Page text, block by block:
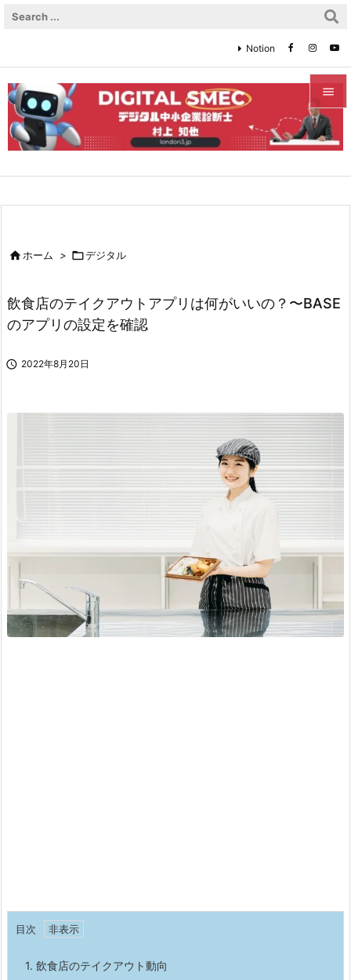


メニュ

検索
Notion
ホーム > デジタル
飲食店のテイクアウトアプリは何がいいの？〜BASE
のアプリの設定を確認
 2022年8月20日
目次
1. 飲食店のテイクアウト動向